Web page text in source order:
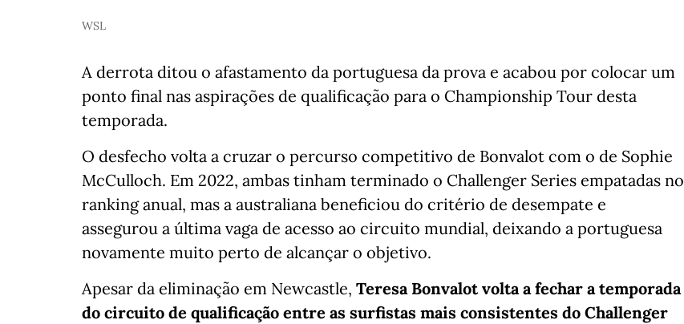
WSL
A derrota ditou o afastamento da portuguesa da prova e acabou por colocar um
ponto final nas aspirações de qualificação para o Championship Tour desta
temporada.
O desfecho volta a cruzar o percurso competitivo de Bonvalot com o de Sophie
McCulloch. Em 2022, ambas tinham terminado o Challenger Series empatadas no
ranking anual, mas a australiana beneficiou do critério de desempate e
assegurou a última vaga de acesso ao circuito mundial, deixando a portuguesa
novamente muito perto de alcançar o objetivo.
Apesar da eliminação em Newcastle, Teresa Bonvalot volta a fechar a temporada
do circuito de qualificação entre as surfistas mais consistentes do Challenger